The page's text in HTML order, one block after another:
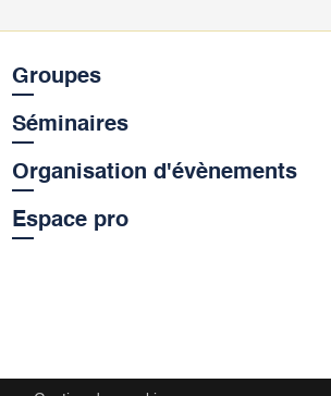
Groupes
Séminaires
Organisation d'évènements
Espace pro